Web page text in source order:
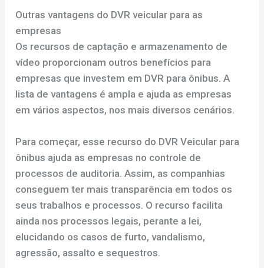
Outras vantagens do DVR veicular para as
empresas
Os recursos de captação e armazenamento de
vídeo proporcionam outros benefícios para
empresas que investem em DVR para ônibus. A
lista de vantagens é ampla e ajuda as empresas
em vários aspectos, nos mais diversos cenários.
Para começar, esse recurso do DVR Veicular para
ônibus ajuda as empresas no controle de
processos de auditoria. Assim, as companhias
conseguem ter mais transparência em todos os
seus trabalhos e processos. O recurso facilita
ainda nos processos legais, perante a lei,
elucidando os casos de furto, vandalismo,
agressão, assalto e sequestros.